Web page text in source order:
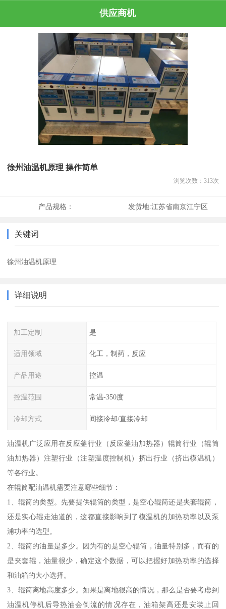
供应商机
徐州油温机原理 操作简单
浏览次数： 313次
产品规格： 发货地:江苏省南京江宁区
关键词
徐州油温机原理
详细说明
加工定制 是
适用领域 化工，制药，反应
产品用途 控温
控温范围 常温-350度
冷却方式 间接冷却/直接冷却
油温机广泛应用在反应釜行业（反应釜油加热器）辊筒行业（辊筒
油加热器）注塑行业（注塑温度控制机）挤出行业（挤出模温机）
等各行业。
在辊筒配油温机需要注意哪些细节：
1、辊筒的类型。先要提供辊筒的类型，是空心辊筒还是夹套辊筒，
还是实心辊走油道的，这都直接影响到了模温机的加热功率以及泵
浦功率的选型。
2、辊筒的油量是多少。因为有的是空心辊筒，油量特别多，而有的
是夹套辊，油量很少，确定这个数据，可以把握好加热功率的选择
和油箱的大小选择。
3、辊筒离地高度多少。如果是离地很高的情况，那么是否要考虑到
油温机停机后导热油会倒流的情况存在，油箱架高还是安装止回